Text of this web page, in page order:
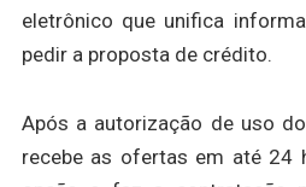
eletrônico que unifica
pedir a proposta de crédito.
Após a autorização de uso
recebe as ofertas em até 24